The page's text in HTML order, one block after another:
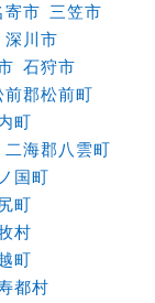
寄市 三笠市
深川市
石狩市
前郡松前町
町
二海郡八雲町
国町
町
村
町
都村